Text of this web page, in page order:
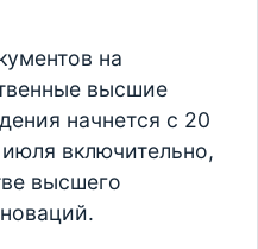
на
высшие
начнется с 20
включительно,
высшего